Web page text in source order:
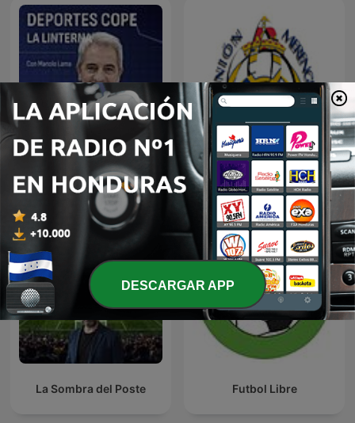
Deportes COPE Unión Merengue
La Sombra del Poste Futbol Libre
DESCARGAR APP